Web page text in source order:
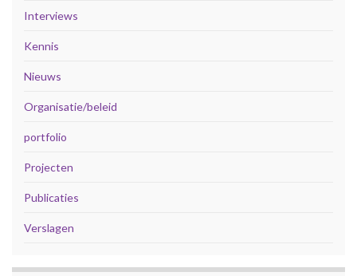
Interviews
Kennis
Nieuws
Organisatie/beleid
portfolio
Projecten
Publicaties
Verslagen